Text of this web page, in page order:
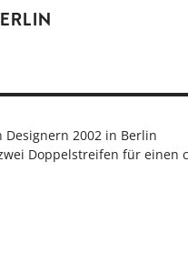
2002 in Berlin
Doppelstreifen für einen